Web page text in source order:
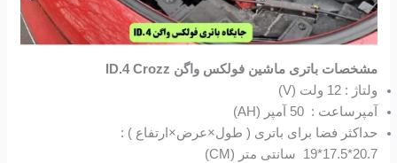
مشخصات باتری ماشین فولکس واگن ID.4 Crozz
ولتاژ : 12 ولت (V)
آمپرساعت : 50 آمپر (AH)
حداکثر فضا برای باتری ( طول×عرض×ارتفاع ) :
20.7*17.5*19 سانتی متر (CM)